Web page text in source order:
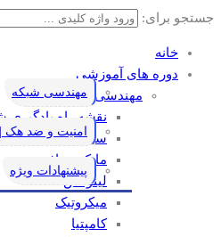
جستجو برای:
خانه
دوره های آموزشی
مهندسی شبکه
نقشه راه یادگیری
سیسکو
مایکروسافت
لینوکس
میکروتیک
کامپتیا
مهندسی شبکه
امنیت و ضد
پیشنهادات ویژه